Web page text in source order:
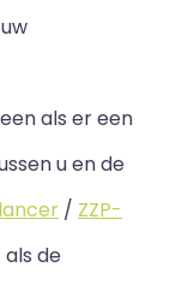
als er een
u en de
/ ZZP-
de